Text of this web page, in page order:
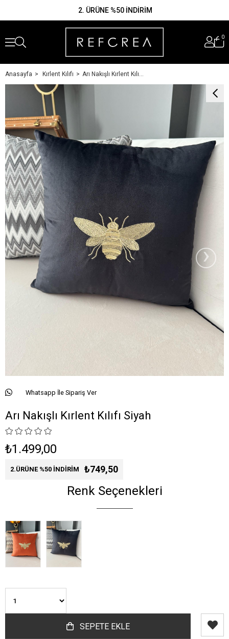
AMERİKAN SERVİS
2. ÜRÜNE %50 İNDİRİM
0
Anasayfa Kırlent Kılıfı Arı Nakışlı Kırlent Kılıfı Siyah
›
Whatsapp İle Sipariş Ver
Arı Nakışlı Kırlent Kılıfı Siyah
₺1.499,00
2.ÜRÜNE %50 İNDİRİM ₺749,50
Renk Seçenekleri